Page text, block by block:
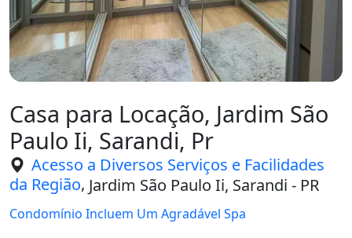
Casa para Locação, Jardim São
Paulo Ii, Sarandi, Pr
Acesso a Diversos Serviços e Facilidades
da Região, Jardim São Paulo Ii, Sarandi - PR
Condomínio Incluem Um Agradável Spa